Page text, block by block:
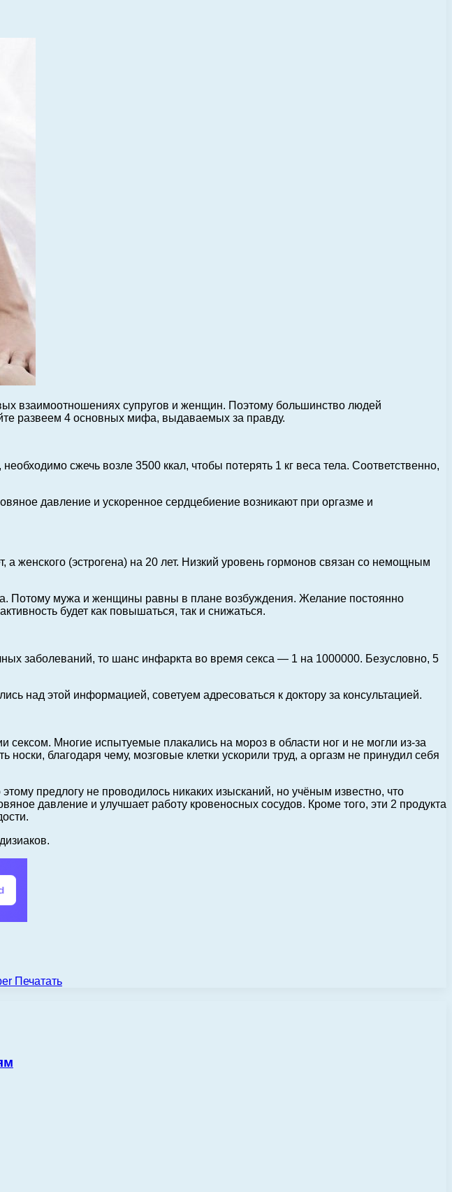
взаимоотношениях супругов и женщин. Поэтому большинство людей
развеем 4 основных мифа, выдаваемых за правду.
сжечь возле 3500 ккал, чтобы потерять 1 кг веса тела. Соответственно,
давление и ускоренное сердцебиение возникают при оргазме и
женского (эстрогена) на 20 лет. Низкий уровень гормонов связан со немощным
Потому мужа и женщины равны в плане возбуждения. Желание постоянно
будет как повышаться, так и снижаться.
заболеваний, то шанс инфаркта во время секса — 1 на 1000000. Безусловно, 5
над этой информацией, советуем адресоваться к доктору за консультацией.
Многие испытуемые плакались на мороз в области ног и не могли из-за
благодаря чему, мозговые клетки ускорили труд, а оргазм не принудил себя
предлогу не проводилось никаких изысканий, но учёным известно, что
давление и улучшает работу кровеносных сосудов. Кроме того, эти 2 продукта
Печатать